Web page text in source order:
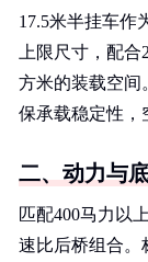
17.5米半挂车作
上限尺寸，配
方米的装载空间
保承载稳定性，
二、动力与
匹配400马力以
速比后桥组合。